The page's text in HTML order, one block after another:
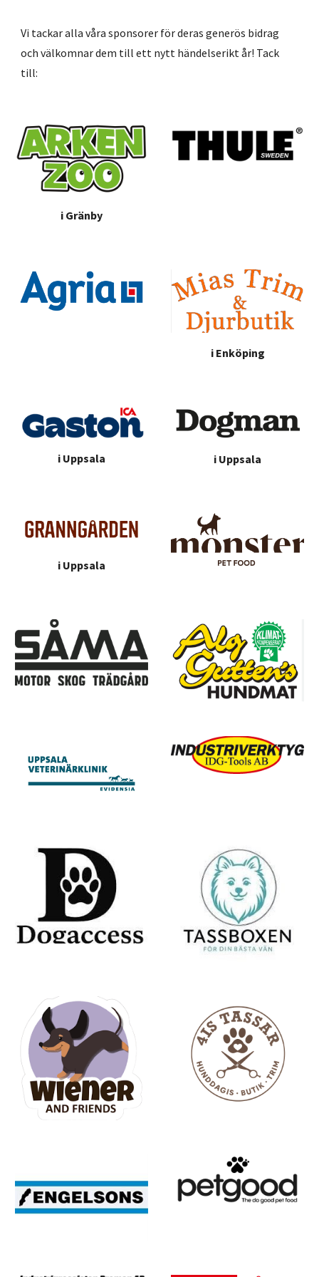
Vi tackar alla våra sponsorer för deras generös bidrag
och välkomnar dem till ett nytt händelserikt år! Tack
till:
i Gränby
i Enköping
i Uppsala i Uppsala
i Uppsala